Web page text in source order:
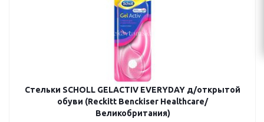
Стельки SCHOLL GELACTIV EVERYDAY д/открытой
обуви (Reckitt Benckiser Healthcare/
Великобритания)